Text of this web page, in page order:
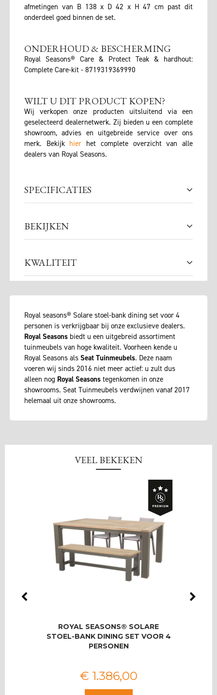
afmetingen van B 138 x D 42 x H 47 cm past dit
onderdeel goed binnen de set.
ONDERHOUD & BESCHERMING
Royal Seasons® Care & Protect Teak & hardhout:
Complete Care-kit - 8719319369990
WILT U DIT PRODUCT KOPEN?
Wij verkopen onze producten uitsluitend via een
geselecteerd dealernetwerk. Zij bieden u een complete
showroom, advies en uitgebreide service over ons
merk. Bekijk hier het complete overzicht van alle
dealers van Royal Seasons.
SPECIFICATIES
BEKIJKEN
KWALITEIT
Royal seasons® Solare stoel-bank dining set voor 4
personen is verkrijgbaar bij onze exclusieve dealers.
Royal Seasons biedt u een uitgebreid assortiment
tuinmeubels van hoge kwaliteit. Voorheen kende u
Royal Seasons als Seat Tuinmeubels. Deze naam
voeren wij sinds 2016 niet meer actief: u zult dus
alleen nog Royal Seasons tegenkomen in onze
showrooms. Seat Tuinmeubels verdwijnen vanaf 2017
helemaal uit onze showrooms.
VEEL BEKEKEN
ROYAL SEASONS® SOLARE
STOEL-BANK DINING SET VOOR 4
PERSONEN
€ 1.386,00